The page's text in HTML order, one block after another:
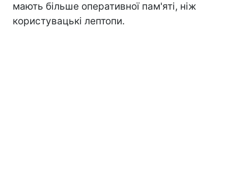
мають більше оперативної пам'яті, ніж
користувацькі лептопи.